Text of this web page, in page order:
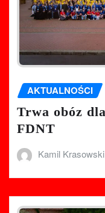
AKTUALNOŚCI
Trwa obóz
FDNT
Kamil Krasowski